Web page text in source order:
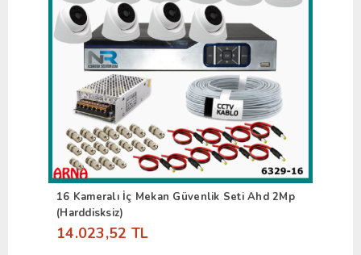
16 Kameralı İç Mekan Güvenlik Seti Ahd 2Mp
(Harddisksiz)
14.023,52 TL